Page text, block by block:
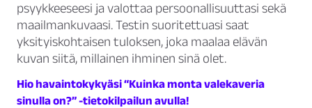
psyykkeeseesi ja valottaa persoonallisuuttasi sekä
maailmankuvaasi. Testin suoritettuasi saat
yksityiskohtaisen tuloksen, joka maalaa elävän
kuvan siitä, millainen ihminen sinä olet.
Hio havaintokykyäsi “Kuinka monta valekaveria
sinulla on?” -tietokilpailun avulla!